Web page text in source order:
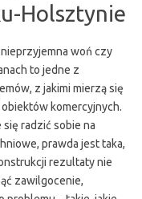
Holsztynie
woń czy
to jedne z
z jakimi mierzą się
komercyjnych.
radzić sobie na
prawda jest taka,
rezultaty nie
zawilgocenie,